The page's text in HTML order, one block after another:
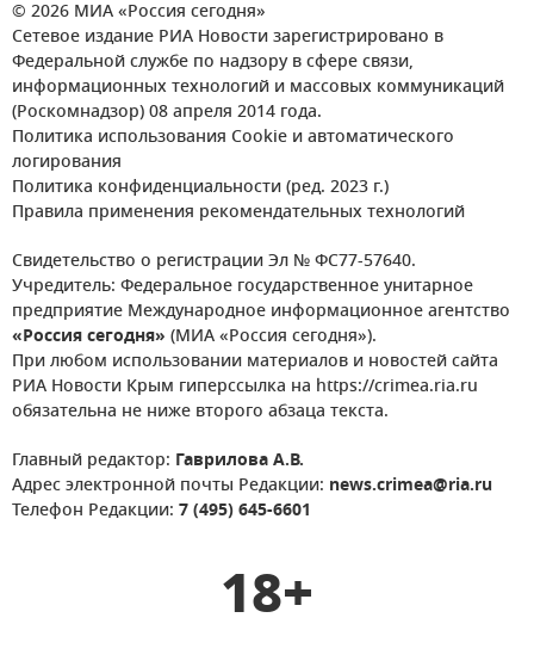
© 2026 МИА «Россия сегодня»
Сетевое издание РИА Новости зарегистрировано в
Федеральной службе по надзору в сфере связи,
информационных технологий и массовых коммуникаций
(Роскомнадзор) 08 апреля 2014 года.
Политика использования Cookie и автоматического
логирования
Политика конфиденциальности (ред. 2023 г.)
Правила применения рекомендательных технологий
Свидетельство о регистрации Эл № ФС77-57640.
Учредитель: Федеральное государственное унитарное
предприятие Международное информационное агентство
«Россия сегодня» (МИА «Россия сегодня»).
При любом использовании материалов и новостей сайта
РИА Новости Крым гиперссылка на https://crimea.ria.ru
обязательна не ниже второго абзаца текста.
Главный редактор: Гаврилова А.В.
Адрес электронной почты Редакции: news.crimea@ria.ru
Телефон Редакции: 7 (495) 645-6601
18+